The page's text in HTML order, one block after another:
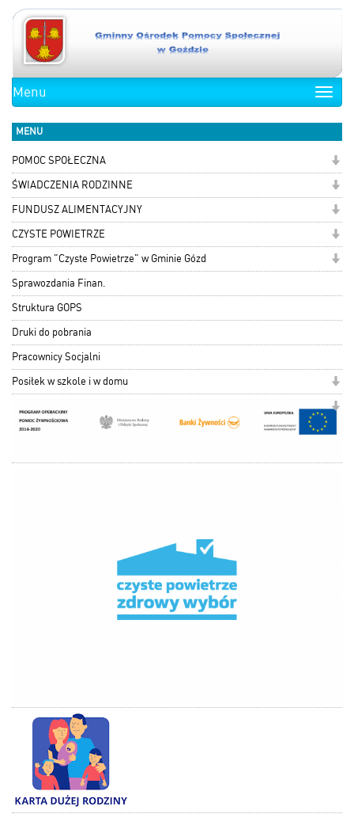
Toggle
Menu
MENU
POMOC SPOŁECZNA
ŚWIADCZENIA RODZINNE
FUNDUSZ ALIMENTACYJNY
CZYSTE POWIETRZE
Program "Czyste Powietrze" w Gminie Gózd
Sprawozdania Finan.
Struktura GOPS
Druki do pobrania
Pracownicy Socjalni
Posiłek w szkole i w domu